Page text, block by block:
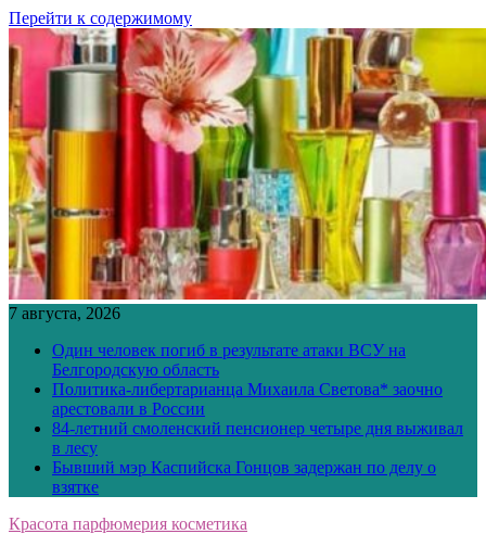
Перейти к содержимому
7 августа, 2026
Один человек погиб в результате атаки ВСУ на
Белгородскую область
Политика-либертарианца Михаила Светова* заочно
арестовали в России
84-летний смоленский пенсионер четыре дня выживал
в лесу
Бывший мэр Каспийска Гонцов задержан по делу о
взятке
Красота парфюмерия косметика